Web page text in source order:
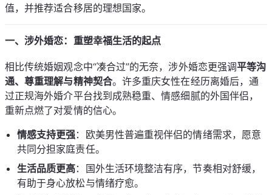
值，并推荐适合移居的理想国家。
一、涉外婚恋：重塑幸福生活的起点
相比传统婚姻观念中“凑合过”的无奈，涉外婚恋更强调平等沟
通、尊重理解与精神契合。许多重庆女性在经历离婚后，通
过正规海外婚介平台找到成熟稳重、情感细腻的外国伴侣，
重新点燃了对爱情的信心。
情感支持更强：欧美男性普遍重视伴侣的情绪需求，愿意
共同分担家庭责任。
生活品质更高：国外生活环境整洁有序，节奏相对舒缓，
有助于身心放松与情绪疗愈。